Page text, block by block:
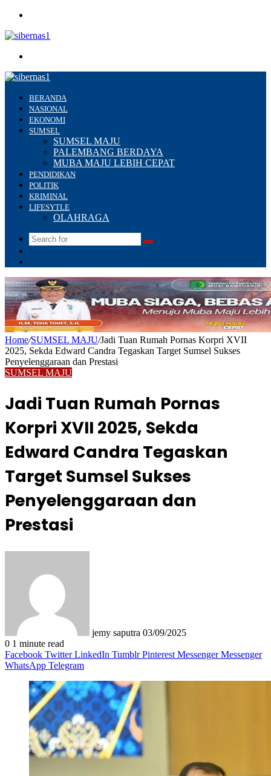
BERANDA
NASIONAL
EKONOMI
SUMSEL
SUMSEL MAJU
PALEMBANG BERDAYA
MUBA MAJU LEBIH CEPAT
PENDIDIKAN
POLITIK
KRIMINAL
LIFESYTLE
OLAHRAGA
Search
Home/SUMSEL MAJU/Jadi Tuan Rumah Pornas Korpri XVII
2025, Sekda Edward Candra Tegaskan Target Sumsel Sukses
Penyelenggaraan dan Prestasi
SUMSEL MAJU
Jadi Tuan Rumah Pornas
Korpri XVII 2025, Sekda
Edward Candra Tegaskan
Target Sumsel Sukses
Penyelenggaraan dan
Prestasi
jemy saputra 03/09/2025
0 1 minute read
Facebook Twitter LinkedIn Tumblr Pinterest Messenger Messenger
WhatsApp Telegram